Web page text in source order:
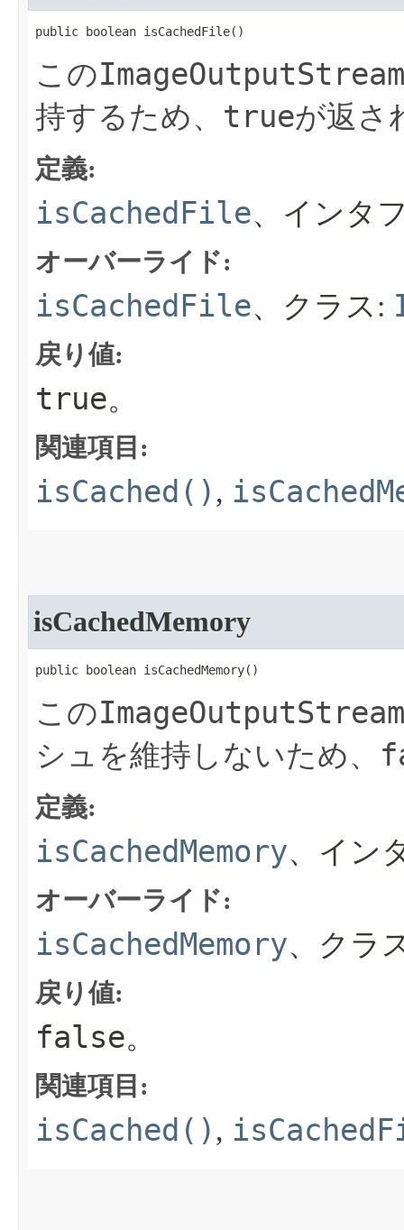
public boolean isCachedFile​()
このImageOutputStream
持するため、 trueが返さ
定義:
isCachedFile、インタ
オーバーライド:
isCachedFile、クラス:
戻り値:
true。
関連項目:
isCached() ,
isCachedMemory
public boolean isCachedMemory​()
このImageOutputStream
シュを維持しないため、
定義:
isCachedMemory、イン
オーバーライド:
isCachedMemory、クラ
戻り値:
false。
関連項目:
isCached() ,